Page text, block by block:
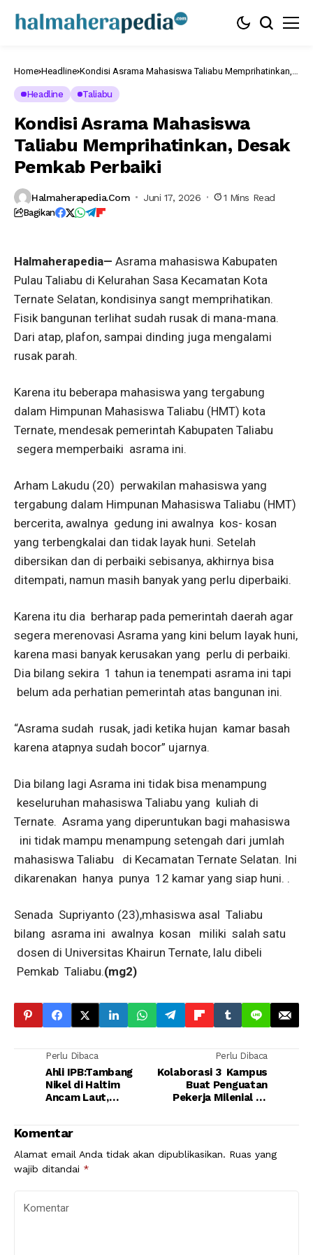
Home Headline Kondisi Asrama Mahasiswa Taliabu Memprihatinkan,
Headline
Taliabu
Kondisi Asrama Mahasiswa
Taliabu Memprihatinkan, Desak
Pemkab Perbaiki
Halmaherapedia.com Juni 17, 2026 1 Mins Read
Bagikan
Halmaherapedia— Asrama mahasiswa Kabupaten
Pulau Taliabu di Kelurahan Sasa Kecamatan Kota
Ternate Selatan, kondisinya sangt memprihatikan.
Fisik bangunan terlihat sudah rusak di mana-mana.
Dari atap, plafon, sampai dinding juga mengalami
rusak parah.
Karena itu beberapa mahasiswa yang tergabung
dalam Himpunan Mahasiswa Taliabu (HMT) kota
Ternate, mendesak pemerintah Kabupaten Taliabu
segera memperbaiki asrama ini.
Arham Lakudu (20) perwakilan mahasiswa yang
tergabung dalam Himpunan Mahasiswa Taliabu (HMT)
bercerita, awalnya gedung ini awalnya kos- kosan
yang terbengkalai dan tidak layak huni. Setelah
dibersikan dan di perbaiki sebisanya, akhirnya bisa
ditempati, namun masih banyak yang perlu diperbaiki.
Karena itu dia berharap pada pemerintah daerah agar
segera merenovasi Asrama yang kini belum layak huni,
karena masi banyak kerusakan yang perlu di perbaiki.
Dia bilang sekira 1 tahun ia tenempati asrama ini tapi
belum ada perhatian pemerintah atas bangunan ini.
“Asrama sudah rusak, jadi ketika hujan kamar basah
karena atapnya sudah bocor” ujarnya.
Dia bilang lagi Asrama ini tidak bisa menampung
keseluruhan mahasiswa Taliabu yang kuliah di
Ternate. Asrama yang diperuntukan bagi mahasiswa
ini tidak mampu menampung setengah dari jumlah
mahasiswa Taliabu di Kecamatan Ternate Selatan. Ini
dikarenakan hanya punya 12 kamar yang siap huni. .
Senada Supriyanto (23),mhasiswa asal Taliabu
bilang asrama ini awalnya kosan miliki salah satu
dosen di Universitas Khairun Ternate, lalu dibeli
Pemkab Taliabu.(mg2)
Perlu Dibaca
Ahli IPB:Tambang
Nikel di Haltim
Ancam Laut,
Perlu Dibaca
Kolaborasi 3 Kampus
Buat Penguatan
Pekerja Milenial di
Komentar
Alamat email Anda tidak akan dipublikasikan. Ruas yang
wajib ditandai *